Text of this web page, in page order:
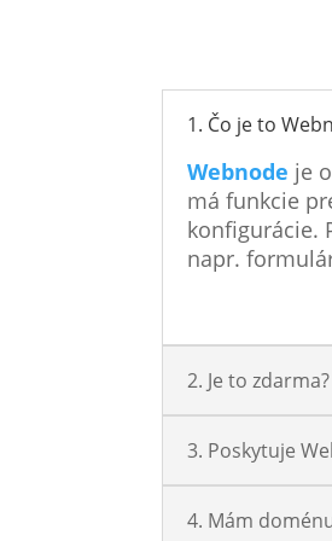
1. Čo je to
Webnode je
má funkcie
konfigurácie.
napr.
2. Je to zdarma?
3. Poskytuje
4. Mám